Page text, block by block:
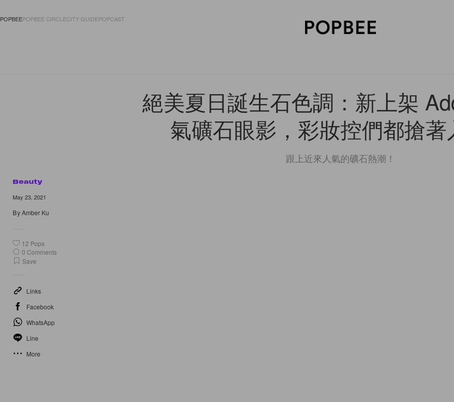
POPBEEPOPBEE CIRCLECITY GUIDEPOPCAST
絕美夏日誕生石色調：新上架
氣礦石眼影，彩妝控們都搶
跟上近來人氣的礦石熱潮！
Beauty
May 23, 2021
ByAmber Ku
12 Pops
0 Comments
Save
Links
Facebook
WhatsApp
Line
More